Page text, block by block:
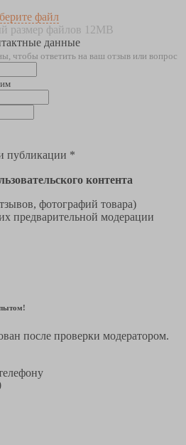
файл
размер файлов 12MB
данные
чтобы ответить на ваш отзыв или вопрос
публикации *
контента
фотографий товара)
предварительной модерации
после проверки модератором.